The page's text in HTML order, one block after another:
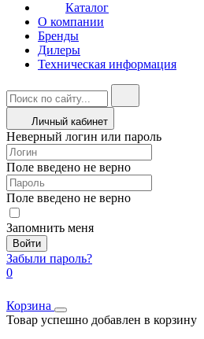
Каталог
О компании
Бренды
Дилеры
Техническая информация
Личный кабинет
Неверный логин или пароль
Поле введено не верно
Поле введено не верно
Запомнить меня
Войти
Забыли пароль?
0
Корзина
Товар успешно добавлен в корзину